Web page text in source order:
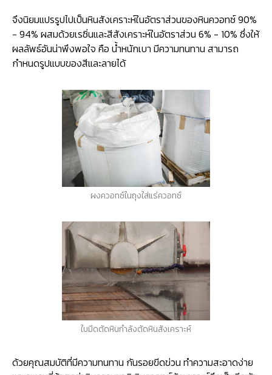
จึงนิยมแปรรูปไปเป็นหินสังเคราะห์ในอัตราส่วนของหินควอทซ์ 90%
- 94% ผสมด้วยเรซิ่นและสีสังเคราะห์ในอัตราส่วน 6% - 10% ซึ่งให้
ผลลัพธ์อันน่าพึงพอใจ คือ น้ำหนักเบา มีความทนทาน สามารถ
กำหนดรูปแบบของสีและลายได้
ผงควอทซ์ในถุงใส่แร่ควอทซ์
ใบมีดตัดหินกำลังตัดหินสังเคราะห์
ด้วยคุณสมบัติที่มีความทนทาน กันรอยขีดข่วน ทำความสะอาดง่าย